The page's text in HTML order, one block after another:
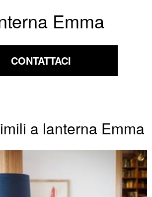
Emma
CONTATTACI
a lanterna Emma